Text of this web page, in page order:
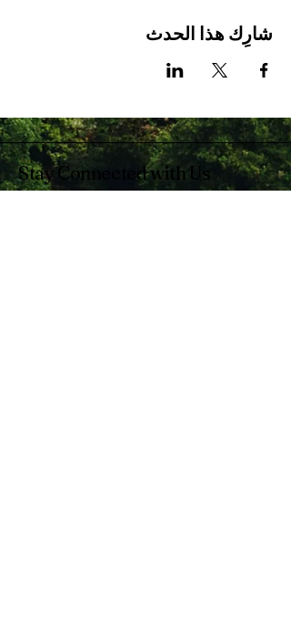
شارِك هذا الحدث
Stay Connected with Us